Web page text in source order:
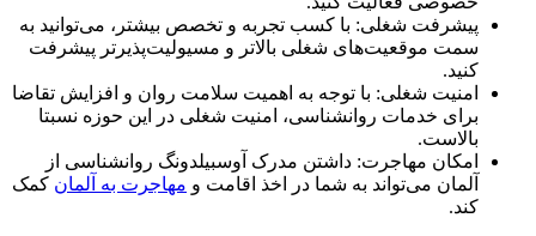
پیشرفت شغلی: با کسب تجربه و تخصص بیشتر، می‌توانید به
سمت موقعیت‌های شغلی بالاتر و مسیولیت‌پذیرتر پیشرفت
کنید.
امنیت شغلی: با توجه به اهمیت سلامت روان و افزایش تقاضا
برای خدمات روانشناسی، امنیت شغلی در این حوزه نسبتا
بالاست.
امکان مهاجرت: داشتن مدرک آوسبیلدونگ روانشناسی از
آلمان می‌تواند به شما در اخذ اقامت و مهاجرت به آلمان کمک
کند.